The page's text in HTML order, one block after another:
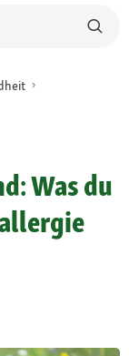
Was du